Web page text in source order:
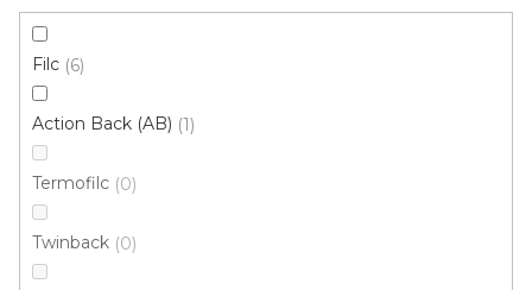
Filc 6
Action Back (AB) 1
Termofilc 0
Twinback 0
Koberec metráž MOTÝLEK / filc 5291
Skladem externě, odesíláme do 2-3 dnů